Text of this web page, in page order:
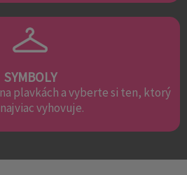
SYMBOLY
plavkách a vyberte si ten, ktorý
vyhovuje.